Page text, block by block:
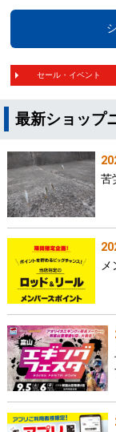
セール・イベント
最新ショップ
苦
メ